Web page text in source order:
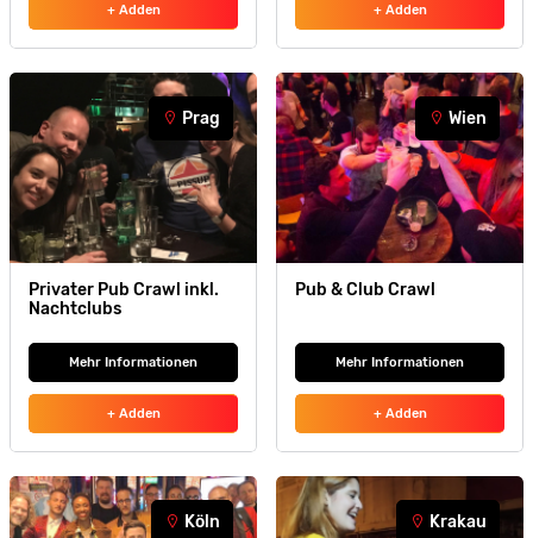
+ Adden + Adden
Prag
Privater Pub Crawl inkl.
Nachtclubs
Mehr Informationen
+ Adden
Wien
Pub & Club Crawl
Mehr Informationen
+ Adden
Köln Krakau